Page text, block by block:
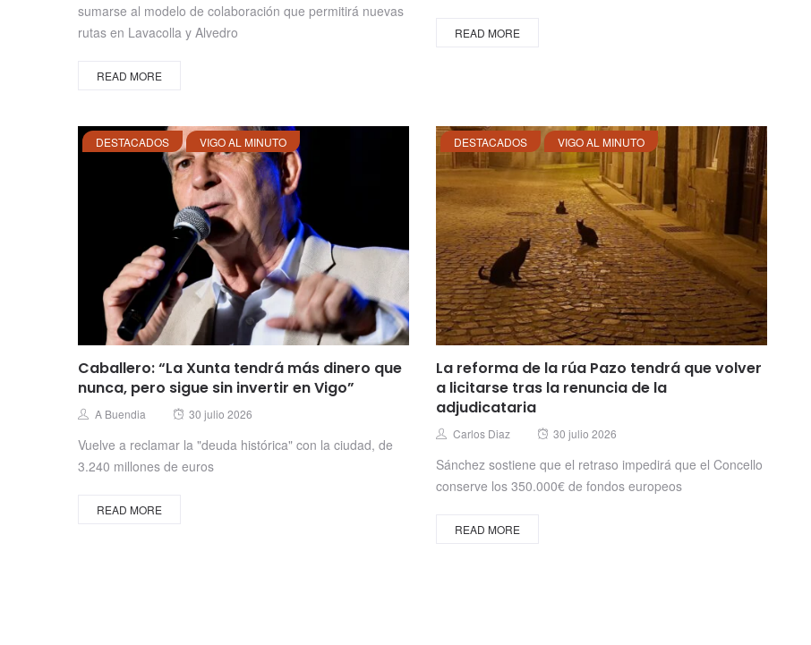
sumarse al modelo de colaboración que permitirá nuevas
rutas en Lavacolla y Alvedro
READ MORE
READ MORE
DESTACADOS VIGO AL MINUTO
Caballero: “La Xunta tendrá más dinero que
nunca, pero sigue sin invertir en Vigo”
Author
A Buendia
Posted
30 julio 2026
Vuelve a reclamar la "deuda histórica" con la ciudad, de
3.240 millones de euros
READ MORE
DESTACADOS VIGO AL MINUTO
La reforma de la rúa Pazo tendrá que volver
a licitarse tras la renuncia de la
adjudicataria
Author
Carlos Diaz
Posted
30 julio 2026
Sánchez sostiene que el retraso impedirá que el Concello
conserve los 350.000€ de fondos europeos
READ MORE